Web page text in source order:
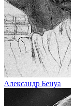
Александр Бенуа